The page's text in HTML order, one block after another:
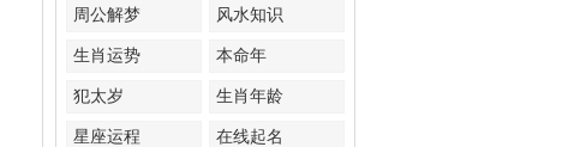
周公解梦 风水知识
生肖运势 本命年
犯太岁 生肖年龄
星座运程 在线起名